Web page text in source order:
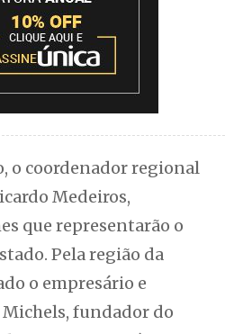
o coordenador regional
Medeiros,
que representarão o
Pela região da
o empresário e
fundador do